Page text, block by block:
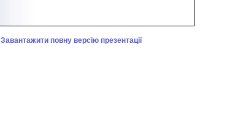
Завантажити повну версію презентації